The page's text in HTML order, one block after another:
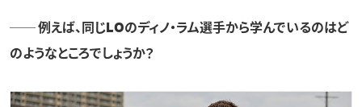
── 例えば、同じLOのディノ・ラム選手から学んでいるのはど
のようなところでしょうか？